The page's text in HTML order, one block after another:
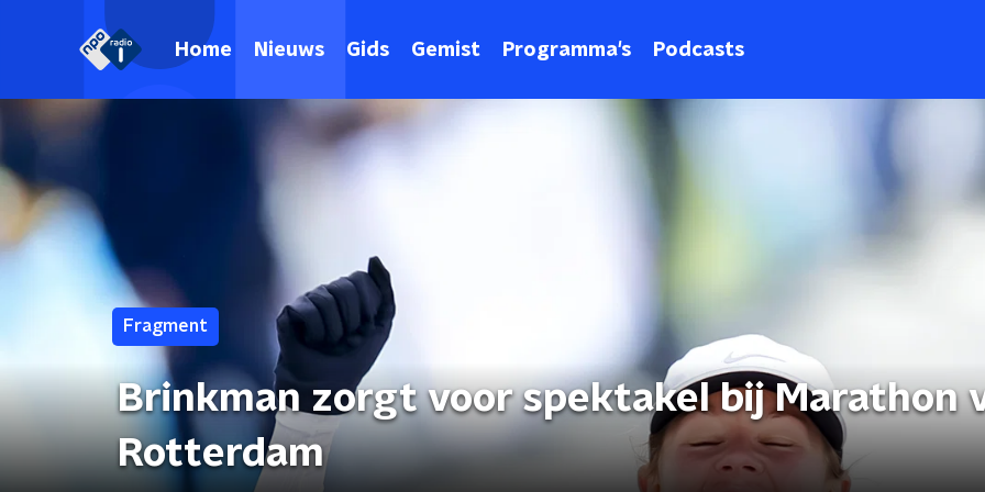
Home Nieuws Gids Gemist Programma's Podcasts
Fragment
Brinkman zorgt voor spektakel bij Marathon
Rotterdam